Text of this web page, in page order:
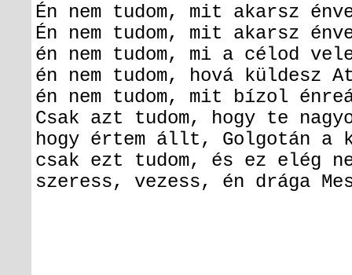
Én nem tudom, mit akarsz
Én nem tudom, mit akarsz
én nem tudom, mi a célod
én nem tudom, hová küldesz
én nem tudom, mit bízol
Csak azt tudom, hogy te
hogy értem állt, Golgotán a
csak ezt tudom, és ez elég
szeress, vezess, én drága